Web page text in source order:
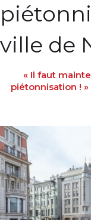
ville de
« Il faut
piétonnisation !